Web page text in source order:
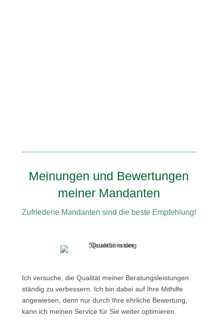
Meinungen und Bewertungen
meiner Mandanten
Zufriedene Mandanten sind die beste Empfehlung!
Ich versuche, die Qualität meiner Beratungsleistungen
ständig zu verbessern. Ich bin dabei auf Ihre Mithilfe
angewiesen, denn nur durch Ihre ehrliche Bewertung,
kann ich meinen Service für Sie weiter optimieren.